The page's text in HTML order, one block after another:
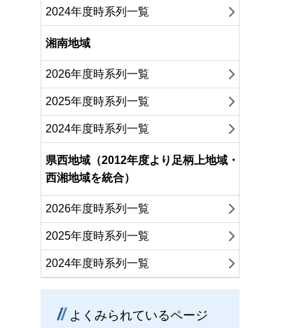
2024年度時系列一覧
湘南地域
2026年度時系列一覧
2025年度時系列一覧
2024年度時系列一覧
県西地域（2012年度より足柄上地域・
西湘地域を統合）
2026年度時系列一覧
2025年度時系列一覧
2024年度時系列一覧
よくみられているページ